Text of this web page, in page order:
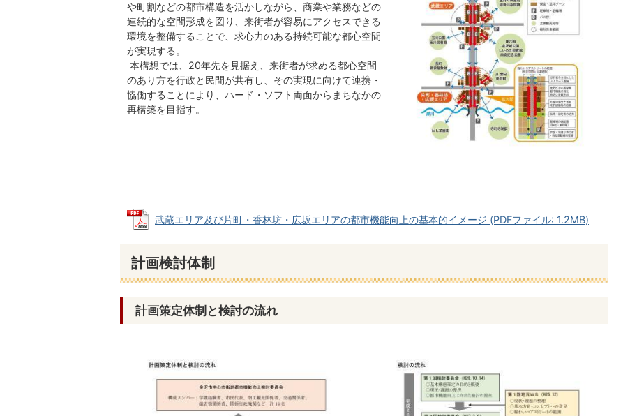
や町割などの都市構造を活かしながら、商業や業務などの
連続的な空間形成を図り、来街者が容易にアクセスできる
環境を整備することで、求心力のある持続可能な都心空間
が実現する。
本構想では、20年先を見据え、来街者が求める都心空間
のあり方を行政と民間が共有し、その実現に向けて連携・
協働することにより、ハード・ソフト両面からまちなかの
再構築を目指す。
武蔵エリア及び片町・香林坊・広坂エリアの都市機能向上の基本的イメージ (PDFファイル: 1.2MB)
計画検討体制
計画策定体制と検討の流れ